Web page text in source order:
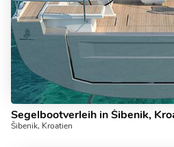
Šibenik, Kroatien